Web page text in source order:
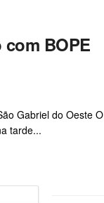
BOPE
Gabriel do Oeste O
tarde...